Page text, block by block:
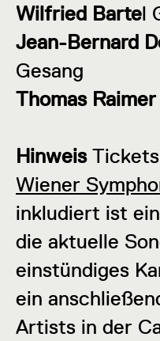
Wilfried Bartel
Jean-Bernard
Gesang
Thomas Raimer
Hinweis
Wiener
inkludiert ist
die aktuelle
einstündiges
ein
Artists in der